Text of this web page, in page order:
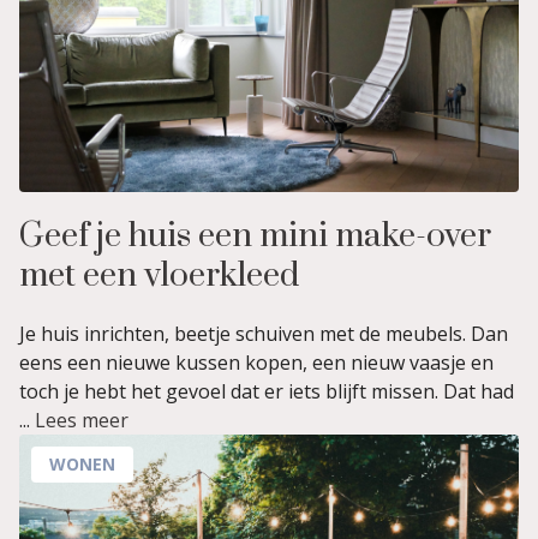
Geef je huis een mini make-over
met een vloerkleed
Je huis inrichten, beetje schuiven met de meubels. Dan
eens een nieuwe kussen kopen, een nieuw vaasje en
toch je hebt het gevoel dat er iets blijft missen. Dat had
... Lees meer
WONEN